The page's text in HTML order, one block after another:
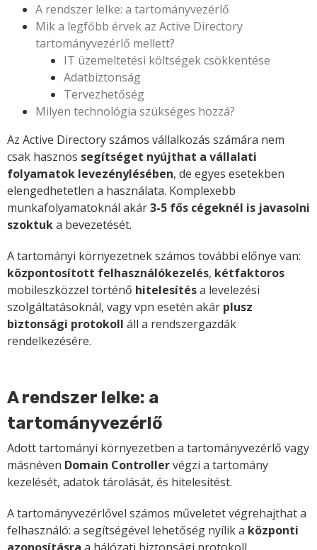
A rendszer lelke: a tartományvezérlő
Mik a legfőbb érvek az Active Directory
tartományvezérlő mellett?
IT üzemeltetési költségek csökkentése
Adatbiztonság
Tervezhetőség
Milyen technológia szükséges hozzá?
Az Active Directory számos vállalkozás számára nem
csak hasznos segítséget nyújthat a vállalati
folyamatok levezénylésében, de egyes esetekben
elengedhetetlen a használata. Komplexebb
munkafolyamatoknál akár3-5 fős cégeknél is javasolni
szoktuka bevezetését.
A tartományi környezetnek számos további előnye van:
központosított felhasználókezelés, kétfaktoros
mobileszközzel történő hitelesítésa levelezési
szolgáltatásoknál, vagy vpn esetén akár plusz
biztonsági protokoll áll a rendszergazdák
rendelkezésére.
A rendszer lelke: a
tartományvezérlő
Adott tartományi környezetben a tartományvezérlő vagy
másnéven Domain Controllervégzi a tartomány
kezelését, adatok tárolását, és hitelesítést.
A tartományvezérlővel számos műveletet végrehajthat a
felhasználó: a segítségével lehetőség nyílik a központi